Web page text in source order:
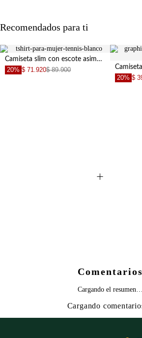
Recomendados para ti
+
Camiseta slim con escote asimétrico en algodón blanco para mujer
20% $ 71.920$ 89.900
20% $
Comentarios
Cargando el resumen…
Cargando